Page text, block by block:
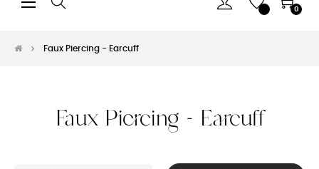
0
Faux Piercing - Earcuff
Faux Piercing - Earcuff